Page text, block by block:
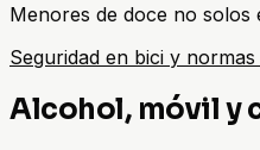
Menores de doce no solos
Seguridad en bici y
Alcohol, móvil y